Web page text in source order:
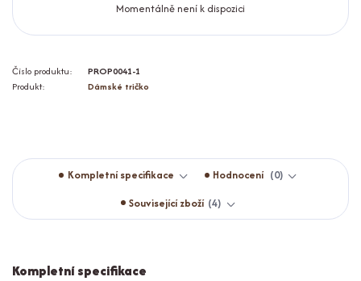
Momentálně není k dispozici
Číslo produktu:
PROP0041-1
Produkt:
Dámské tričko
Kompletní specifikace Hodnocení
0
Související zboží 4
Kompletní specifikace